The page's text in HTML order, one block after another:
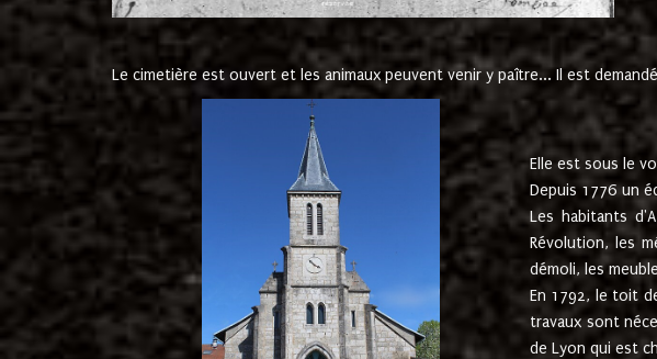
Le cimetière est ouvert et les animaux peuvent venir y paître... Il est
Elle est sous le
Depuis 1776 un
Les habitants
Révolution, les
démoli, les
En 1792, le toit
travaux sont
de Lyon qui est